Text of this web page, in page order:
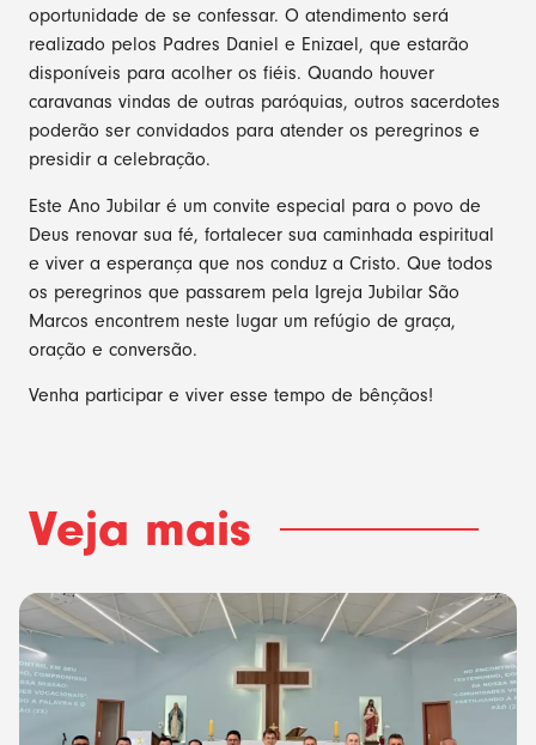
oportunidade de se confessar. O atendimento será
realizado pelos Padres Daniel e Enizael, que estarão
disponíveis para acolher os fiéis. Quando houver
caravanas vindas de outras paróquias, outros sacerdotes
poderão ser convidados para atender os peregrinos e
presidir a celebração.
Este Ano Jubilar é um convite especial para o povo de
Deus renovar sua fé, fortalecer sua caminhada espiritual
e viver a esperança que nos conduz a Cristo. Que todos
os peregrinos que passarem pela Igreja Jubilar São
Marcos encontrem neste lugar um refúgio de graça,
oração e conversão.
Venha participar e viver esse tempo de bênçãos!
Veja mais